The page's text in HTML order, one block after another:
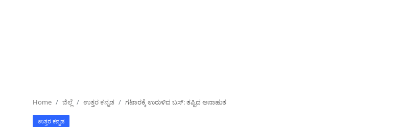
ರಾಜಕೀಯ
Home ಜಿಲ್ಲೆ ಉತ್ತರ ಕನ್ನಡ ಗಟಾರಕ್ಕೆ ಉರುಳಿದ ಬಸ್:‌ ತಪ್ಪಿದ ಅನಾಹುತ
ಉತ್ತರ ಕನ್ನಡ